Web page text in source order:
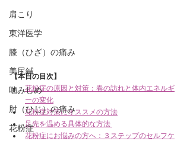
肩こり
東洋医学
膝（ひざ）の痛み
美尻鍼
噛みしめ
肘（ひじ）の痛み
花粉症
【本日の目次】
花粉症の原因と対策：春の訪れと体内エネルギ
ーの変化
花粉症対策にオススメの方法
足先を温める具体的な方法
花粉症にお悩みの方へ：３ステップのセルフケ